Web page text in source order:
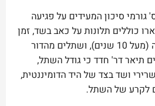
סיכון המעידים על פגיעה
כוללים תלונות על כאב בשד, זמן
רב שעבר מאז הגדלת החזה (מעל 10 שנים), ושתלים מהדור
תיאר דר' חדד כי גודל השתל,
ושד בצד של היד הדומיננטית,
לקרע של השתל.